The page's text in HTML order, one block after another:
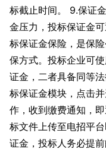
标截止时间。 9.保证
金压力，投标保证金
标保证金保险，是保
保方式。投标企业可
证金，二者具备同等
标保证金模块，点击
作，收到缴费通知，
标文件上传至电招平
证金，投标人务必提